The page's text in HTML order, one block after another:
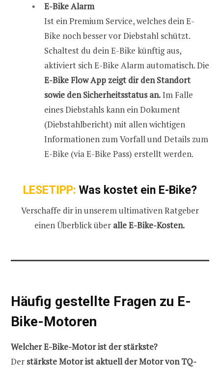
E-Bike Alarm
Ist ein Premium Service, welches dein E-
Bike noch besser vor Diebstahl schützt.
Schaltest du dein E-Bike künftig aus,
aktiviert sich E-Bike Alarm auto­matisch. Die
E-Bike Flow App zeigt dir den Standort
sowie den Sicherheitsstatus an.Im Falle
eines Diebstahls kann ein Dokument
(Diebstahlbericht) mit allen wichtigen
Informationen zum Vorfall und Details zum
E-Bike (via E-Bike Pass) erstellt werden.
LESETIPP: Was kostet ein E-Bike?
Verschaffe dir in unserem ultimativen Ratgeber
einen Überblick über alle E-Bike-Kosten.
Häufig gestellte Fragen zu E-
Bike-Motoren
Welcher E-Bike-Motor ist der stärkste?
Der stärkste Motor ist aktuell der Motor von TQ-